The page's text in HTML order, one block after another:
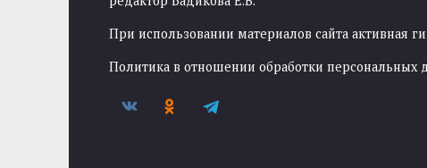
При использовании материалов сайта активная
Политика в отношении обработки персональных